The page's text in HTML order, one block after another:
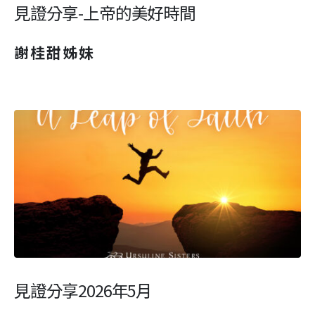
見證分享-上帝的美好時間
謝桂甜姊妹
見證分享2026年5月